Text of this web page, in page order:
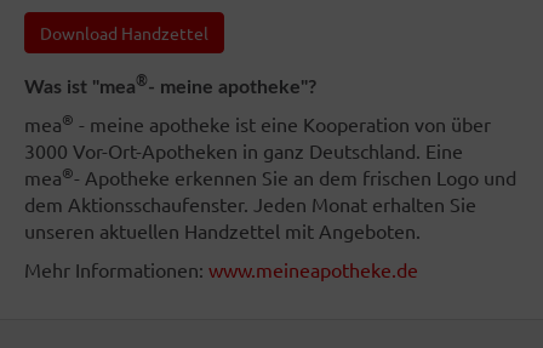
Download Handzettel
Was ist "mea®- meine apotheke"?
mea® - meine apotheke ist eine Kooperation von über
3000 Vor-Ort-Apotheken in ganz Deutschland. Eine
mea®- Apotheke erkennen Sie an dem frischen Logo und
dem Aktionsschaufenster. Jeden Monat erhalten Sie
unseren aktuellen Handzettel mit Angeboten.
Mehr Informationen: www.meineapotheke.de